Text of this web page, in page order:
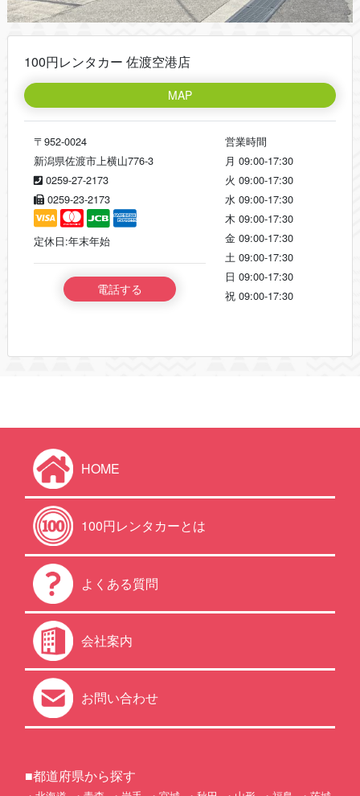
100円レンタカー 佐渡空港店
MAP
〒952-0024
新潟県佐渡市上横山776-3
0259-27-2173
0259-23-2173
定休日:年末年始
電話する
営業時間
月 09:00-17:30
火 09:00-17:30
水 09:00-17:30
木 09:00-17:30
金 09:00-17:30
土 09:00-17:30
日 09:00-17:30
祝 09:00-17:30
HOME
100円レンタカーとは
よくある質問
会社案内
お問い合わせ
■都道府県から探す